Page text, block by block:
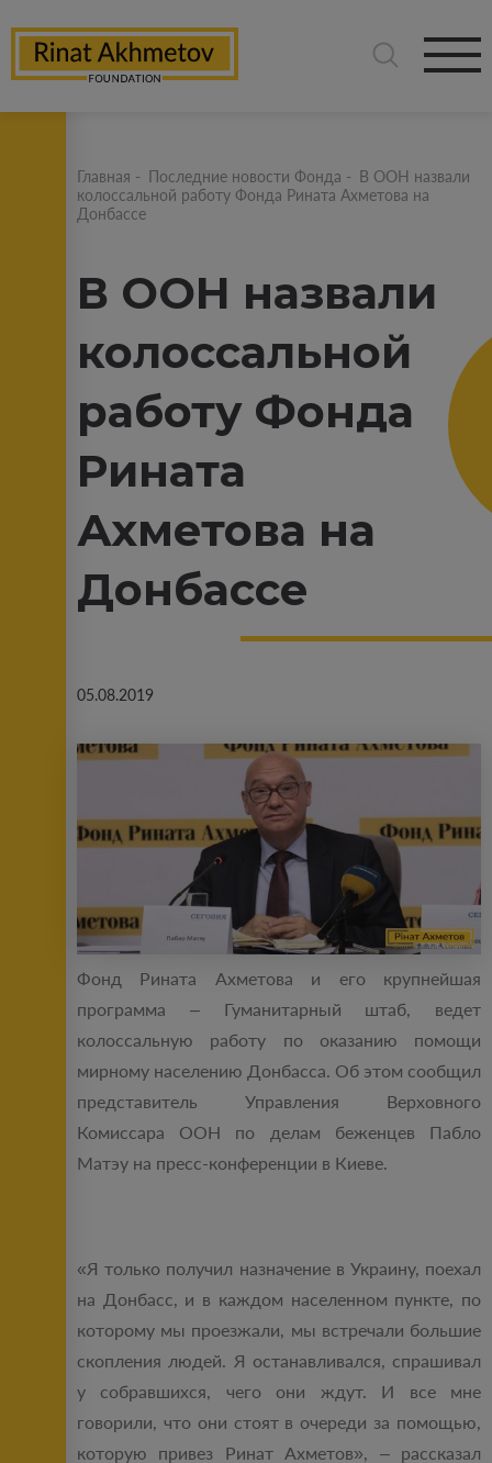
Главная - Последние новости Фонда - В ООН назвали
колоссальной работу Фонда Рината Ахметова на
Донбассе
В ООН назвали
колоссальной
работу Фонда
Рината
Ахметова на
Донбассе
05.08.2019
Фонд Рината Ахметова и его крупнейшая
программа – Гуманитарный штаб, ведет
колоссальную работу по оказанию помощи
мирному населению Донбасса. Об этом сообщил
представитель Управления Верховного
Комиссара ООН по делам беженцев Пабло
Матэу на пресс-конференции в Киеве.
«Я только получил назначение в Украину, поехал
на Донбасс, и в каждом населенном пункте, по
которому мы проезжали, мы встречали большие
скопления людей. Я останавливался, спрашивал
у собравшихся, чего они ждут. И все мне
говорили, что они стоят в очереди за помощью,
которую привез Ринат Ахметов», – рассказал